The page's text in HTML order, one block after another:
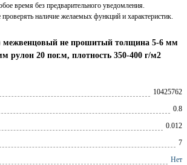
не прошитый толщина 5-6 мм
рулон 20 пог.м, плотность 350-400 г/м2
10425762
0.8
0.012
7
Нет
время без предварительного уведомления.
наличие желаемых функций и характеристик.